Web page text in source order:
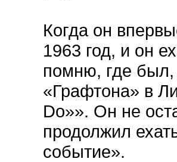
Когда он
1963 год, и он
помню, где
«Графтона» в
Do»». Он не
продолжил
событие».